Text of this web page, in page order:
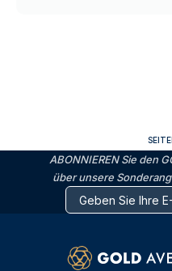
ABONNIEREN Sie den
über unsere